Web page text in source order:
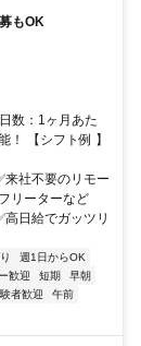
もOK
数：1ヶ月あた
！ 【シフト例 】
来社不要のリモー
リーターなど
日給でガッツリ
週1日からOK
歓迎 短期
早朝
者歓迎
午前